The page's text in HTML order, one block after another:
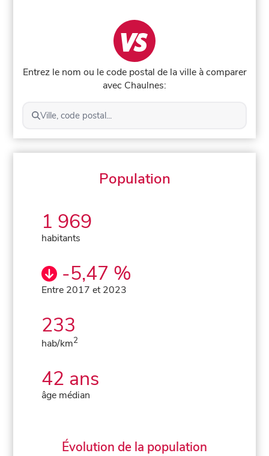
Entrez le nom ou le code postal de la ville à comparer
avec Chaulnes:
Ville, code postal...
Population
1 969
habitants
-5,47 %
Entre 2017 et 2023
233
hab/km2
42 ans
âge médian
Évolution de la population